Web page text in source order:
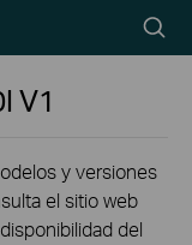
icon
V1
y versiones
el sitio web
del